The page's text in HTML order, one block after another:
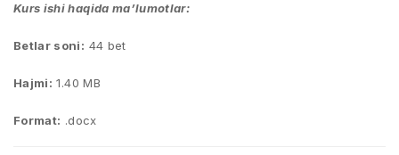
Kurs ishi haqida ma’lumotlar:
Betlar soni: 44 bet
Hajmi: 1.40 MB
Format: .docx